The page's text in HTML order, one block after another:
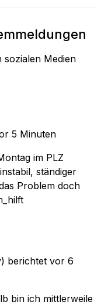
sozialen Medien
5 Minuten
im PLZ
ständiger
Problem doch
berichtet vor 6
bin ich mittlerweile